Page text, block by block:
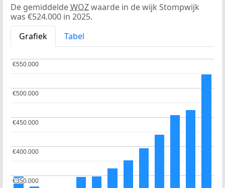
De gemiddeldeWOZwaarde in de wijk Stompwijk
was €524.000 in 2025.
Grafiek
Tabel
€350.000
€350.000
€400.000
€400.000
€450.000
€450.000
€500.000
€500.000
€550.000
€550.000